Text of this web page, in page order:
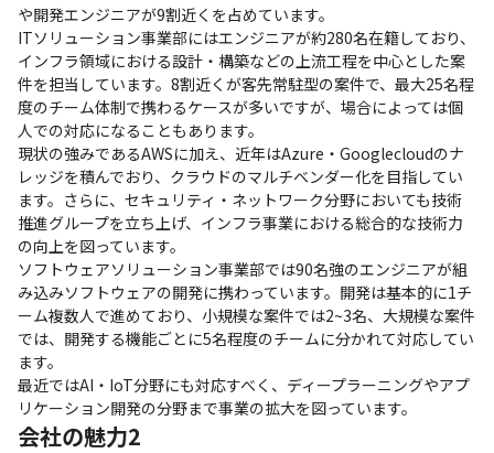
や開発エンジニアが9割近くを占めています。
ITソリューション事業部にはエンジニアが約280名在籍しており、
インフラ領域における設計・構築などの上流工程を中心とした案
件を担当しています。8割近くが客先常駐型の案件で、最大25名程
度のチーム体制で携わるケースが多いですが、場合によっては個
人での対応になることもあります。
現状の強みであるAWSに加え、近年はAzure・Googlecloudのナ
レッジを積んでおり、クラウドのマルチベンダー化を目指してい
ます。さらに、セキュリティ・ネットワーク分野においても技術
推進グループを立ち上げ、インフラ事業における総合的な技術力
の向上を図っています。
ソフトウェアソリューション事業部では90名強のエンジニアが組
み込みソフトウェアの開発に携わっています。開発は基本的に1チ
ーム複数人で進めており、小規模な案件では2~3名、大規模な案件
では、開発する機能ごとに5名程度のチームに分かれて対応してい
ます。
最近ではAI・IoT分野にも対応すべく、ディープラーニングやアプ
リケーション開発の分野まで事業の拡大を図っています。
会社の魅力2